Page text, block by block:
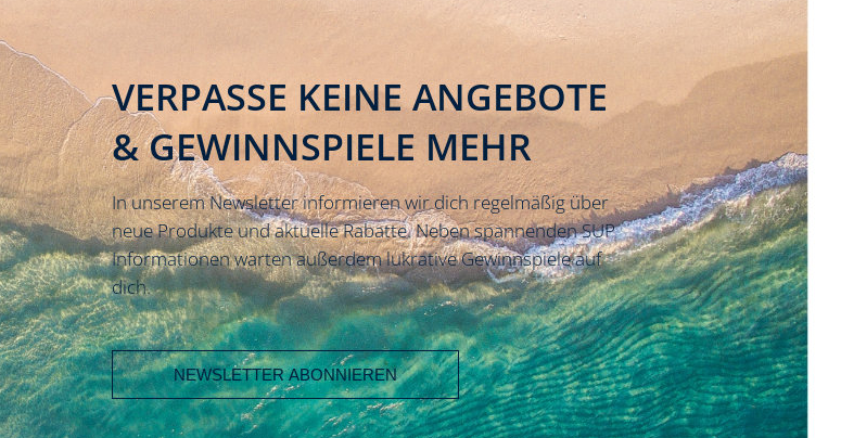
VERPASSE KEINE ANGEBOTE
& GEWINNSPIELE MEHR
In unserem Newsletter informieren wir dich regelmäßig über
neue Produkte und aktuelle Rabatte. Neben spannenden SUP
Informationen warten außerdem lukrative Gewinnspiele auf
dich.
Email address